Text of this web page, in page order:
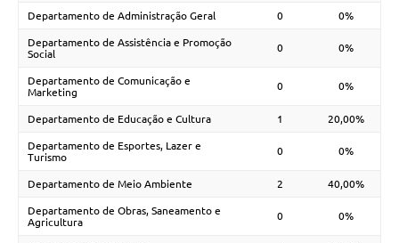
Departamento de Administração Geral 0 0%
Departamento de Assistência e Promoção
Social
0 0%
Departamento de Comunicação e
Marketing
0 0%
Departamento de Educação e Cultura 1 20,00%
Departamento de Esportes, Lazer e
Turismo
0 0%
Departamento de Meio Ambiente 2 40,00%
Departamento de Obras, Saneamento e
Agricultura
0 0%